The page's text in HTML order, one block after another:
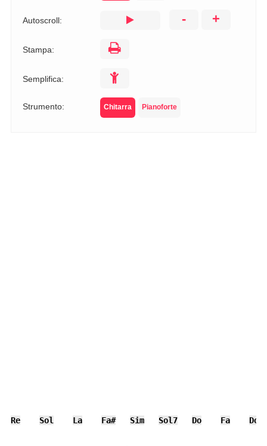
Autoscroll: - +
Stampa:
Semplifica:
Strumento: Chitarra Pianoforte
Re Sol La Fa# Sim Sol7 Do Fa Do